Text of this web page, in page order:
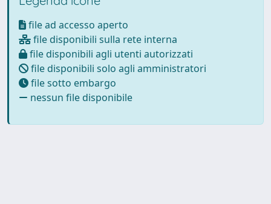
file ad accesso aperto
file disponibili sulla rete interna
file disponibili agli utenti autorizzati
file disponibili solo agli amministratori
file sotto embargo
nessun file disponibile